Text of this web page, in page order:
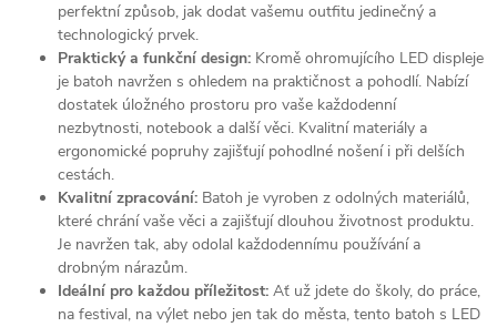
perfektní způsob, jak dodat vašemu outfitu jedinečný a
technologický prvek.
Praktický a funkční design: Kromě ohromujícího LED displeje
je batoh navržen s ohledem na praktičnost a pohodlí. Nabízí
dostatek úložného prostoru pro vaše každodenní
nezbytnosti, notebook a další věci. Kvalitní materiály a
ergonomické popruhy zajišťují pohodlné nošení i při delších
cestách.
Kvalitní zpracování: Batoh je vyroben z odolných materiálů,
které chrání vaše věci a zajišťují dlouhou životnost produktu.
Je navržen tak, aby odolal každodennímu používání a
drobným nárazům.
Ideální pro každou příležitost: Ať už jdete do školy, do práce,
na festival, na výlet nebo jen tak do města, tento batoh s LED